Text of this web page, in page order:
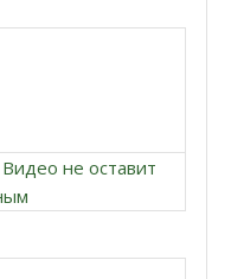
не оставит